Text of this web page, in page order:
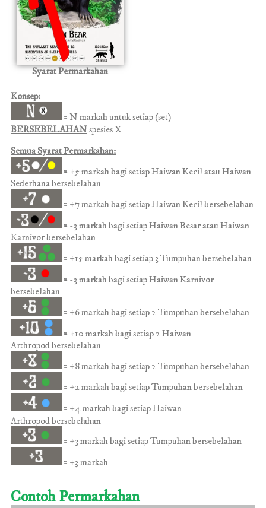
Syarat Permarkahan
Konsep:
= N markah untuk setiap (set)
BERSEBELAHANspesies X
Semua Syarat Permarkahan:
= +5 markah bagi setiap Haiwan Kecil atau Haiwan
Sederhana bersebelahan
= +7 markah bagi setiap Haiwan Kecilbersebelahan
= -3markah bagi setiap Haiwan Besar atau Haiwan
Karnivor bersebelahan
= +15 markah bagi setiap 3 Tumpuhanbersebelahan
= -3markah bagi setiap Haiwan Karnivor
bersebelahan
= +6markah bagi setiap 2 Tumpuhanbersebelahan
= +10 markah bagi setiap 2 Haiwan
Arthropodbersebelahan
= +8markah bagi setiap 2 Tumpuhanbersebelahan
= +2markah bagi setiap Tumpuhanbersebelahan
= +4markah bagi setiap Haiwan
Arthropodbersebelahan
= +3markah bagi setiap Tumpuhanbersebelahan
= +3markah
Contoh Permarkahan